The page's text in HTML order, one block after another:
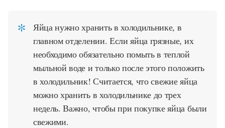
Яйца нужно хранить в холодильнике, в
главном отделении. Если яйца грязные, их
необходимо обязательно помыть в теплой
мыльной воде и только после этого положить
в холодильник! Считается, что свежие яйца
можно хранить в холодильнике до трех
недель. Важно, чтобы при покупке яйца были
свежими.